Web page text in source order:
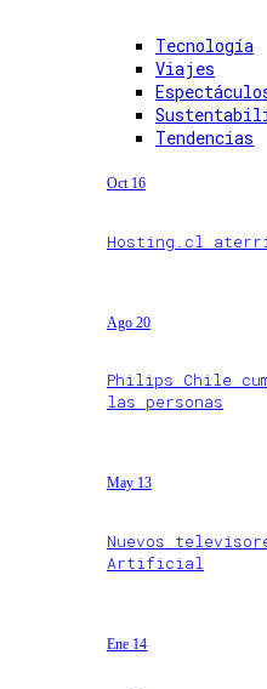
Tecnología
Viajes
Tendencias
Oct 16
Hosting.cl
Ago 20
Philips Chile
las personas
May 13
Nuevos
Artificial
Ene 14